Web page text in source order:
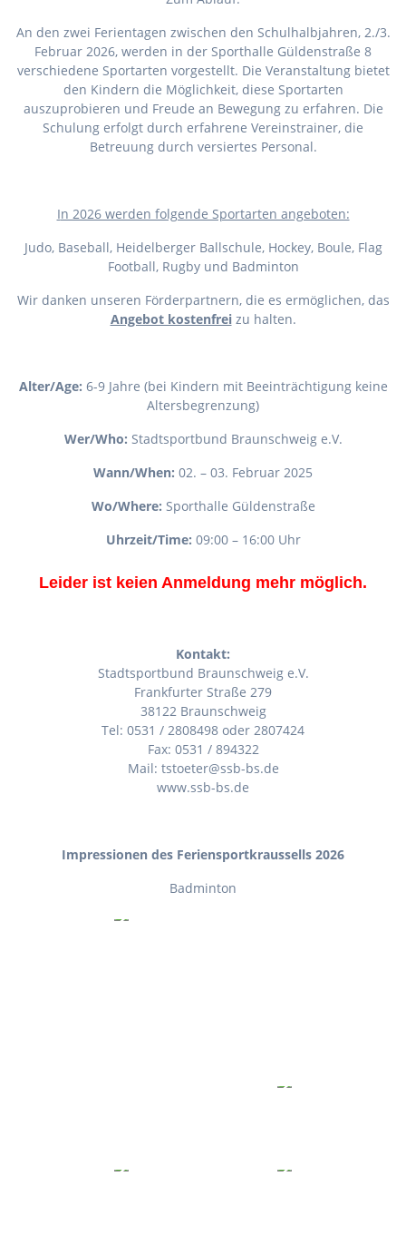
An den zwei Ferientagen zwischen den Schulhalbjahren, 2./3.
Februar 2026, werden in der Sporthalle Güldenstraße 8
verschiedene Sportarten vorgestellt. Die Veranstaltung bietet
den Kindern die Möglichkeit, diese Sportarten
auszuprobieren und Freude an Bewegung zu erfahren. Die
Schulung erfolgt durch erfahrene Vereinstrainer, die
Betreuung durch versiertes Personal.
In 2026 werden folgende Sportarten angeboten:
Judo, Baseball, Heidelberger Ballschule, Hockey, Boule, Flag
Football, Rugby und Badminton
Wir danken unseren Förderpartnern, die es ermöglichen, das
Angebot kostenfreizu halten.
Alter/Age: 6-9 Jahre (bei Kindern mit Beeinträchtigung keine
Altersbegrenzung)
Wer/Who: Stadtsportbund Braunschweig e.V.
Wann/When: 02. – 03. Februar 2025
Wo/Where: Sporthalle Güldenstraße
Uhrzeit/Time: 09:00 – 16:00 Uhr
Leider ist keien Anmeldung mehr möglich.
Kontakt:
Stadtsportbund Braunschweig e.V.
Frankfurter Straße 279
38122 Braunschweig
Tel: 0531 / 2808498 oder 2807424
Fax: 0531 / 894322
Mail: tstoeter@ssb-bs.de
www.ssb-bs.de
Impressionen des Feriensportkraussells 2026
Badminton